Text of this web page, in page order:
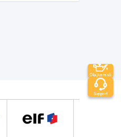
Olajkereső
Support